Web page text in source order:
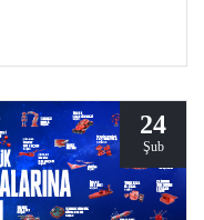
ailesine ve
24
Şub